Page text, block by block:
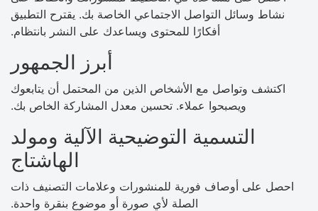
نشاط وسائل التواصل الاجتماعي الخاصة بك. يقترح التطبيق
أفكارًا للمحتوى ويساعدك على النشر بانتظام.
أبرز الجمهور
اكتشف وتواصل مع الأشخاص الذين من المحتمل أن يتابعوك
ويصبحوا عملاء. تحسين معدل المشاركة الخاص بك.
التسمية التوضيحية الآلية ومولد
الهاشتاج
احصل على أوصاف فورية للمنشورات وعلامات التصنيف ذات
الصلة لأي صورة أو موضوع بنقرة واحدة.